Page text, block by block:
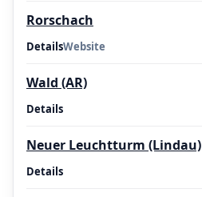
Rorschach
DetailsWebsite
Wald (AR)
Details
Neuer Leuchtturm (Lindau)
Details